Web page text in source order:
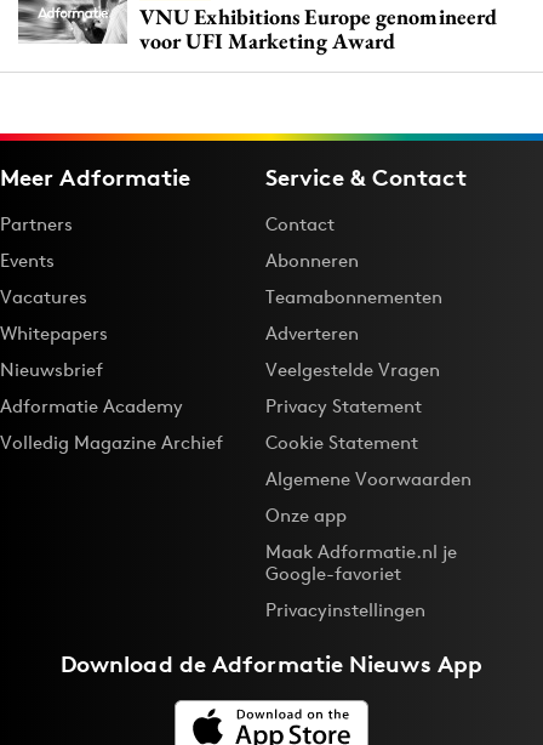
VNU Exhibitions Europe genomineerd
voor UFI Marketing Award
Meer Adformatie
Partners
Events
Vacatures
Whitepapers
Nieuwsbrief
Adformatie Academy
Volledig Magazine Archief
Service & Contact
Contact
Abonneren
Teamabonnementen
Adverteren
Veelgestelde Vragen
Privacy Statement
Cookie Statement
Algemene Voorwaarden
Onze app
Maak Adformatie.nl je
Google-favoriet
Privacyinstellingen
Download deAdformatie Nieuws App